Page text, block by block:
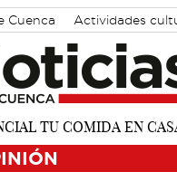
Cuenca Actividades